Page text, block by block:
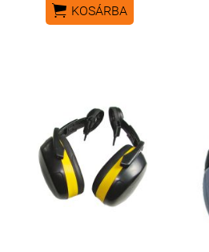
 KOSÁRBA